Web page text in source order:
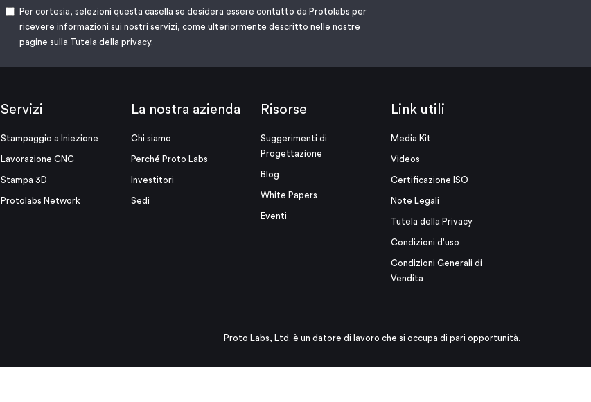
Per cortesia, selezioni questa casella se desidera essere contatto da Protolabs per
ricevere informazioni sui nostri servizi, come ulteriormente descritto nelle nostre
pagine sulla Tutela della privacy.
Servizi
Stampaggio a Iniezione
Lavorazione CNC
Stampa 3D
Protolabs Network
La nostra azienda
Chi siamo
Perché Proto Labs
Investitori
Sedi
Risorse
Suggerimenti di
Progettazione
Blog
White Papers
Eventi
Link utili
Media Kit
Videos
Certificazione ISO
Note Legali
Tutela della Privacy
Condizioni d'uso
Condizioni Generali di
Vendita
Proto Labs, Ltd. è un datore di lavoro che si occupa di pari opportunità.